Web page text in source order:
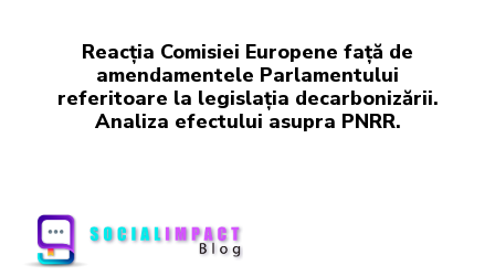
Reacția Comisiei Europene față de
amendamentele Parlamentului
referitoare la legislația decarbonizării.
Analiza efectului asupra PNRR.